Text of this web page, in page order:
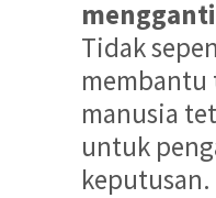
Tidak
membantu
manusia
untuk
keputusan.